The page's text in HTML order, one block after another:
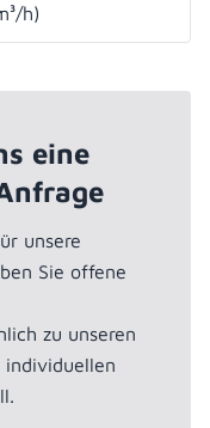
h)
eine
unsere
Sie offene
zu unseren
individuellen